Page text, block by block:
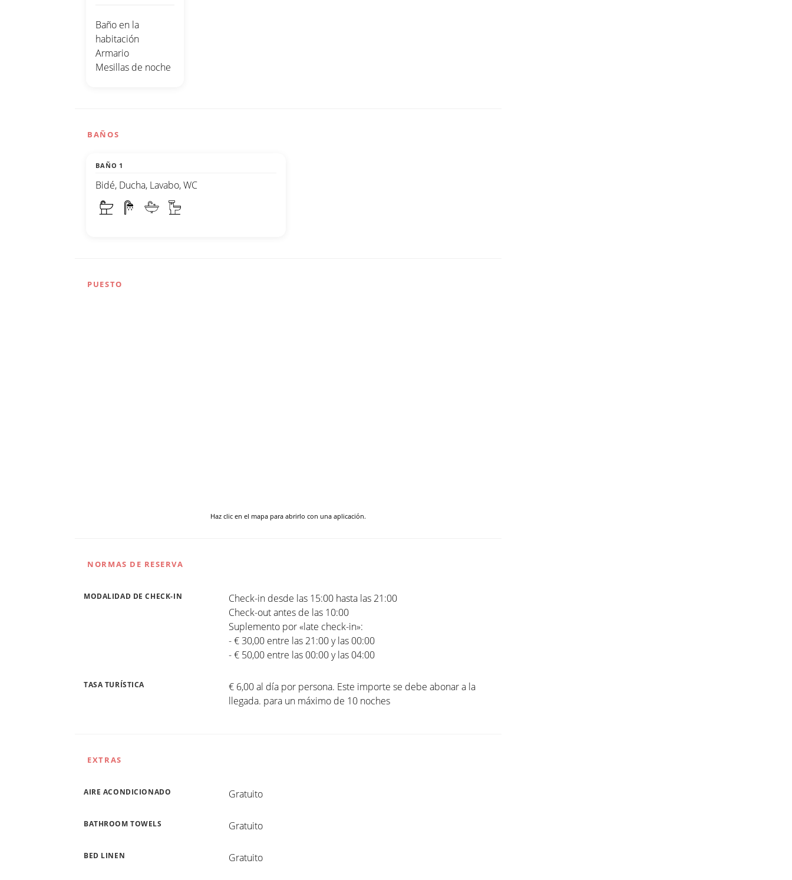
Baño en la
habitación
Armario
Mesillas de noche
BAÑOS
BAÑO 1
Bidé, Ducha, Lavabo, WC
PUESTO
Haz clic en el mapa para abrirlo con una aplicación.
NORMAS DE RESERVA
MODALIDAD DE CHECK-IN
Check-in desde las 15:00 hasta las 21:00
Check-out antes de las 10:00
Suplemento por «late check-in»:
- € 30,00 entre las 21:00 y las 00:00
- € 50,00 entre las 00:00 y las 04:00
TASA TURÍSTICA
€ 6,00 al día por persona. Este importe se debe abonar a la
llegada. para un máximo de 10 noches
EXTRAS
AIRE ACONDICIONADO Gratuito
BATHROOM TOWELS Gratuito
BED LINEN Gratuito